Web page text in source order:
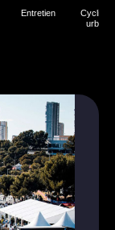
Entretien
urbain